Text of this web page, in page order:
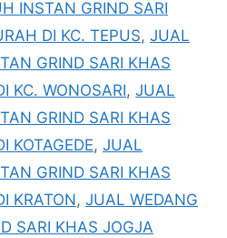
INSTAN GRIND SARI
DI KC. TEPUS, JUAL
GRIND SARI KHAS
KC. WONOSARI, JUAL
GRIND SARI KHAS
KOTAGEDE, JUAL
GRIND SARI KHAS
KRATON, JUAL WEDANG
SARI KHAS JOGJA